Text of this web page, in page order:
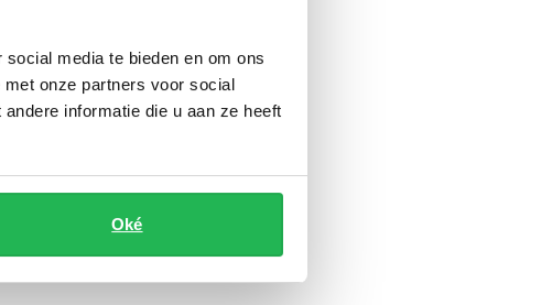
media te bieden en om ons
onze partners voor social
informatie die u aan ze heeft
Oké